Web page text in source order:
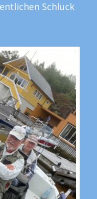
Schluck